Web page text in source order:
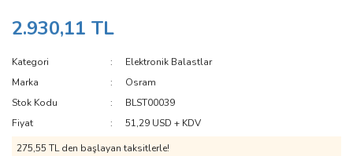
2.930,11 TL
Kategori
Elektronik Balastlar
Marka
Osram
Stok Kodu
BLST00039
Fiyat
51,29 USD + KDV
275,55 TL den başlayan taksitlerle!